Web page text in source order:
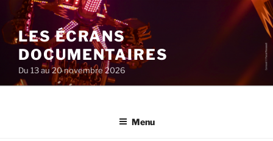
au
contenu
principal
LES ÉCRANS
DOCUMENTAIRES
Du 13 au 20 novembre 2026
Menu